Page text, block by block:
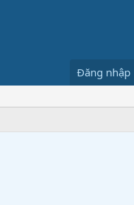
Đăng nhập